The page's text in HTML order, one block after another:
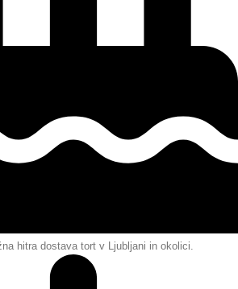
hitra dostava tort v Ljubljani in okolici.